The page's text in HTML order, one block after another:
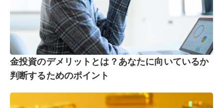
金投資のデメリットとは？あなたに向いているか
判断するためのポイント